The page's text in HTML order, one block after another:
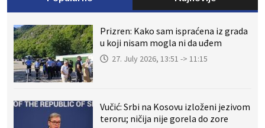
Prizren: Kako sam ispraćena iz grada
u koji nisam mogla ni da uđem
27. July 2026, 13:51 -> 11:15
Vučić: Srbi na Kosovu izloženi jezivom
teroru; ničija nije gorela do zore